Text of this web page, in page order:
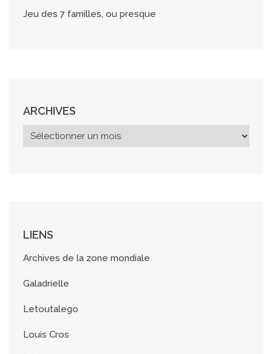
Jeu des 7 familles, ou presque
ARCHIVES
r
LIENS
Archives de la zone mondiale
Galadrielle
Letoutalego
Louis Cros